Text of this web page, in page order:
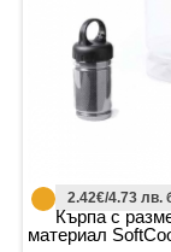
2.42€/4.73 лв.
Кърпа с
материал